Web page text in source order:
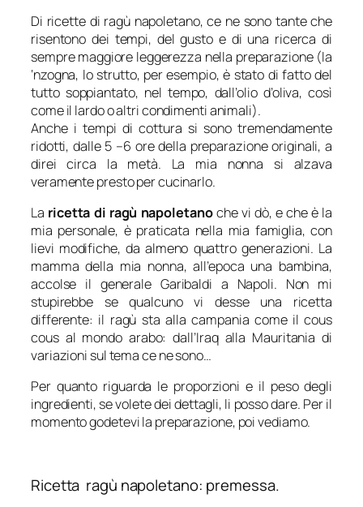
Di ricette di ragù napoletano, ce ne sono tante che
risentono dei tempi, del gusto e di una ricerca di
sempre maggiore leggerezza nella preparazione (la
‘nzogna, lo strutto, per esempio, è stato di fatto del
tutto soppiantato, nel tempo, dall’olio d’oliva, così
come il lardo o altri condimenti animali).
Anche i tempi di cottura si sono tremendamente
ridotti, dalle 5 –6 ore della preparazione originali, a
direi circa la metà. La mia nonna si alzava
veramente presto per cucinarlo.
La ricetta di ragù napoletanoche vi dò, e che è la
mia personale, è praticata nella mia famiglia, con
lievi modifiche, da almeno quattro generazioni. La
mamma della mia nonna, all’epoca una bambina,
accolse il generale Garibaldi a Napoli. Non mi
stupirebbe se qualcuno vi desse una ricetta
differente: il ragù sta alla campania come il cous
cous al mondo arabo: dall’Iraq alla Mauritania di
variazioni sul tema ce ne sono…
Per quanto riguarda le proporzioni e il peso degli
ingredienti, se volete dei dettagli, li posso dare. Per il
momento godetevi la preparazione, poi vediamo.
Ricetta ragù napoletano: premessa.